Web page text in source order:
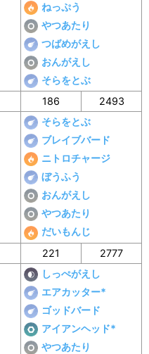
ねっぷう
やつあたり
つばめがえし
おんがえし
そらをとぶ
186 2493
そらをとぶ
ブレイブバード
ニトロチャージ
ぼうふう
おんがえし
やつあたり
だいもんじ
221 2777
しっぺがえし
エアカッター*
ゴッドバード
アイアンヘッド*
やつあたり